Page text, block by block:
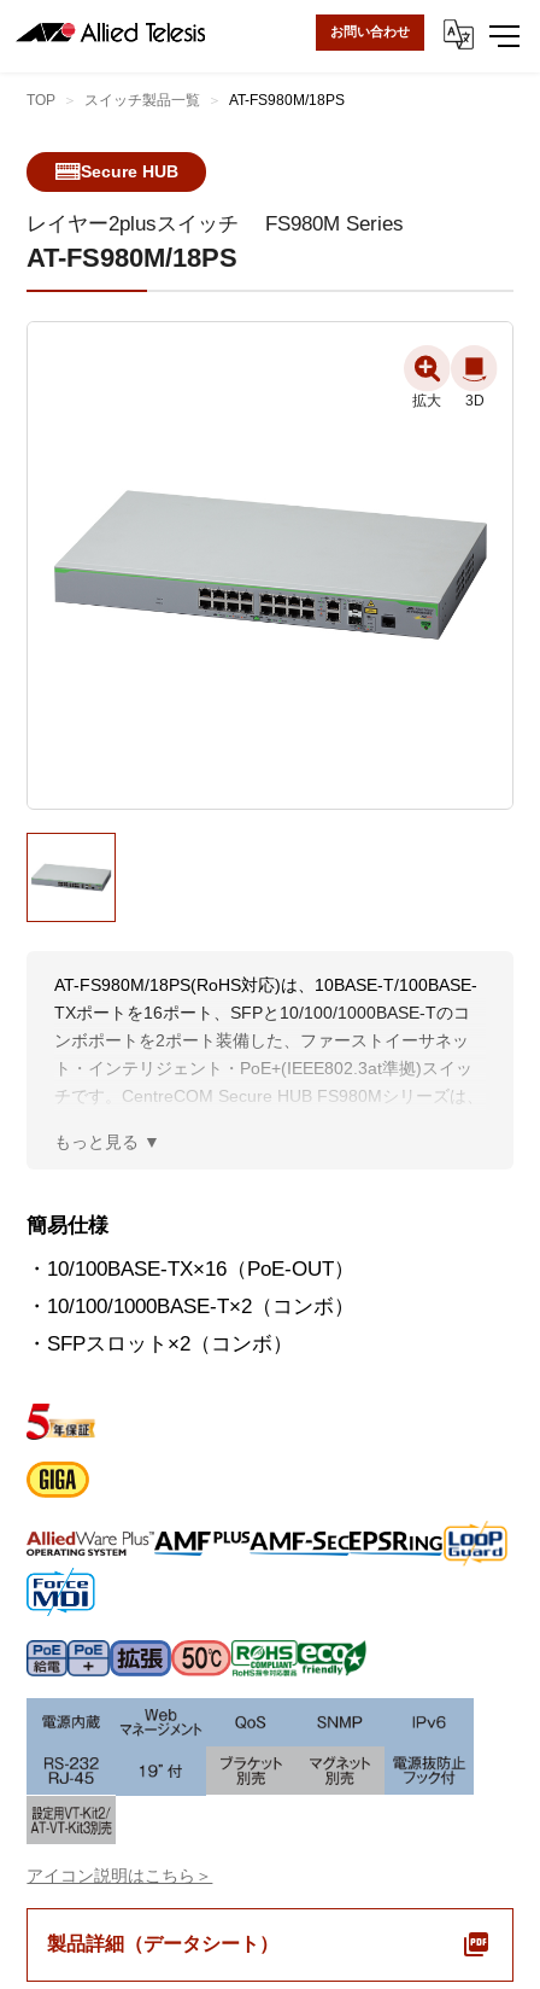
お問い合わせ
TOP スイッチ製品一覧 AT-FS980M/18PS
レイヤー2plusスイッチ FS980M Series
AT-FS980M/18PS
Secure HUB
拡大 3D
AT-FS980M/18PS(RoHS対応)は、10BASE-T/100BASE-
TXポートを16ポート、SFPと10/100/1000BASE-Tのコ
ンボポートを2ポート装備した、ファーストイーサネッ
ト・インテリジェント・PoE+(IEEE802.3at準拠)スイッ
チです。CentreCOM Secure HUB FS980Mシリーズは、
HUBとして最適なコストパフォーマンスと機能セットを
簡易仕様
・10/100BASE-TX×16（PoE-OUT）
・10/100/1000BASE-T×2（コンボ）
・SFPスロット×2（コンボ）
アイコン説明はこちら＞
製品詳細（データシート）